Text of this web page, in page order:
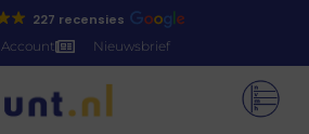
227 recensies
Account Nieuwsbrief